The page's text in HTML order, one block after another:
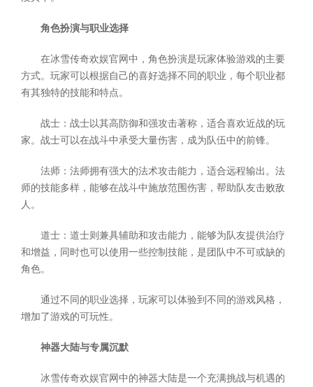
角色扮演与职业选择
在冰雪传奇欢娱官网中，角色扮演是玩家体验游戏的主要
方式。玩家可以根据自己的喜好选择不同的职业，每个职业都
有其独特的技能和特点。
战士：战士以其高防御和强攻击著称，适合喜欢近战的玩
家。战士可以在战斗中承受大量伤害，成为队伍中的前锋。
法师：法师拥有强大的法术攻击能力，适合远程输出。法
师的技能多样，能够在战斗中施放范围伤害，帮助队友击败敌
人。
道士：道士则兼具辅助和攻击能力，能够为队友提供治疗
和增益，同时也可以使用一些控制技能，是团队中不可或缺的
角色。
通过不同的职业选择，玩家可以体验到不同的游戏风格，
增加了游戏的可玩性。
神器大陆与专属沉默
冰雪传奇欢娱官网中的神器大陆是一个充满挑战与机遇的